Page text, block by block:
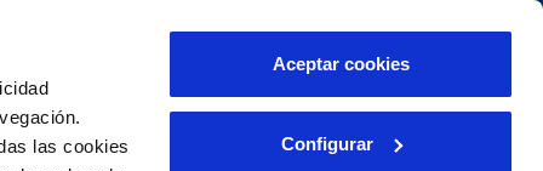
las cookies
Aceptar cookies
Configurar
Área de clientes